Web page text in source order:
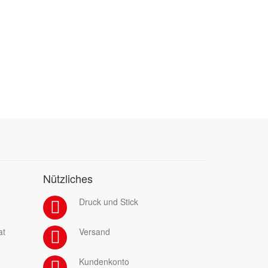
Nützliches
Druck und Stick
Versand
Kundenkonto